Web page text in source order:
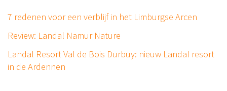
7 redenen voor een verblijf in het Limburgse Arcen
Review: Landal Namur Nature
Landal Resort Val de Bois Durbuy: nieuw Landal resort
in de Ardennen